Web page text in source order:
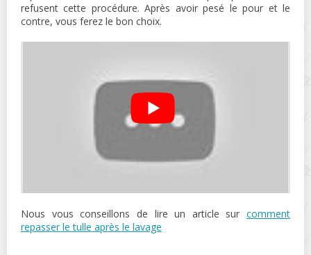
refusent cette procédure. Après avoir pesé le pour et le
contre, vous ferez le bon choix.
Nous vous conseillons de lire un article sur comment
repasser le tulle après le lavage